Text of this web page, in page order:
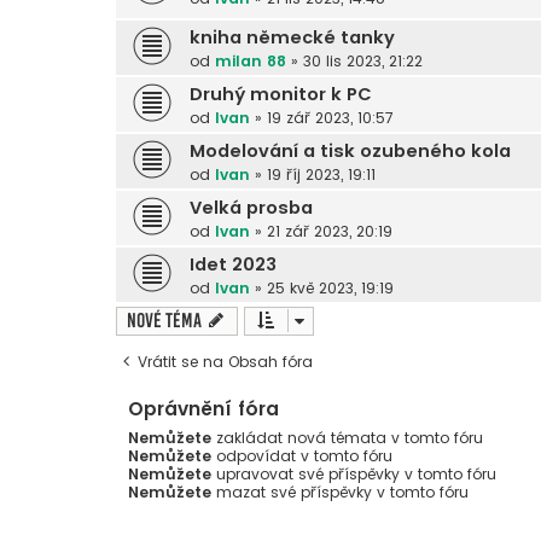
kniha německé tanky
od milan 88 » 30 lis 2023, 21:22
Druhý monitor k PC
od Ivan » 19 zář 2023, 10:57
Modelování a tisk ozubeného kola
od Ivan » 19 říj 2023, 19:11
Velká prosba
od Ivan » 21 zář 2023, 20:19
Idet 2023
od Ivan » 25 kvě 2023, 19:19
Nové téma
Vrátit se na Obsah fóra
Oprávnění fóra
Nemůžete zakládat nová témata v tomto fóru
Nemůžete odpovídat v tomto fóru
Nemůžete upravovat své příspěvky v tomto fóru
Nemůžete mazat své příspěvky v tomto fóru